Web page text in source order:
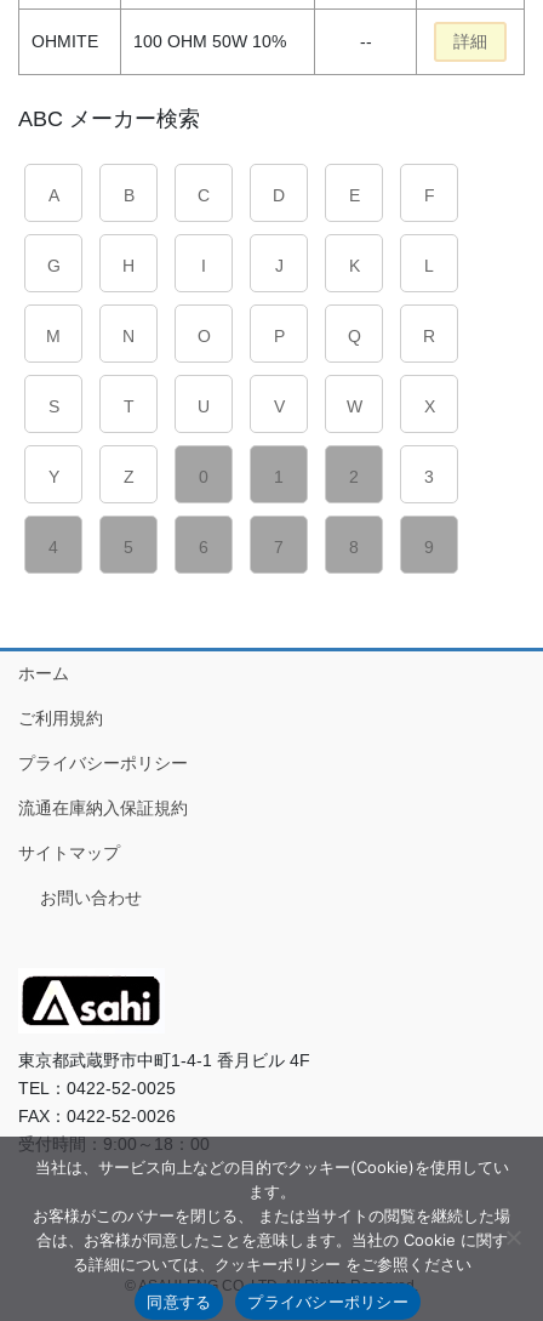
OHMITE 100 OHM 50W 10% -- 詳細
ABC メーカー検索
A B C D E F
G H I J K L
M N O P Q R
S T U V W X
Y Z 0 1 2 3
4 5 6 7 8 9
ホーム
ご利用規約
プライバシーポリシー
流通在庫納入保証規約
サイトマップ
お問い合わせ
東京都武蔵野市中町1-4-1 香月ビル 4F
TEL：0422-52-0025
FAX：0422-52-0026
受付時間：9:00～18：00
© ASAHI-ENG CO.,LTD. All Rights Reserved.
当社は、サービス向上などの目的でクッキー(Cookie)を使用してい
ます。
お客様がこのバナーを閉じる、 または当サイトの閲覧を継続した場
合は、お客様が同意したことを意味します。当社の Cookie に関す
る詳細については、クッキーポリシー をご参照ください
同意する
プライバシーポリシー